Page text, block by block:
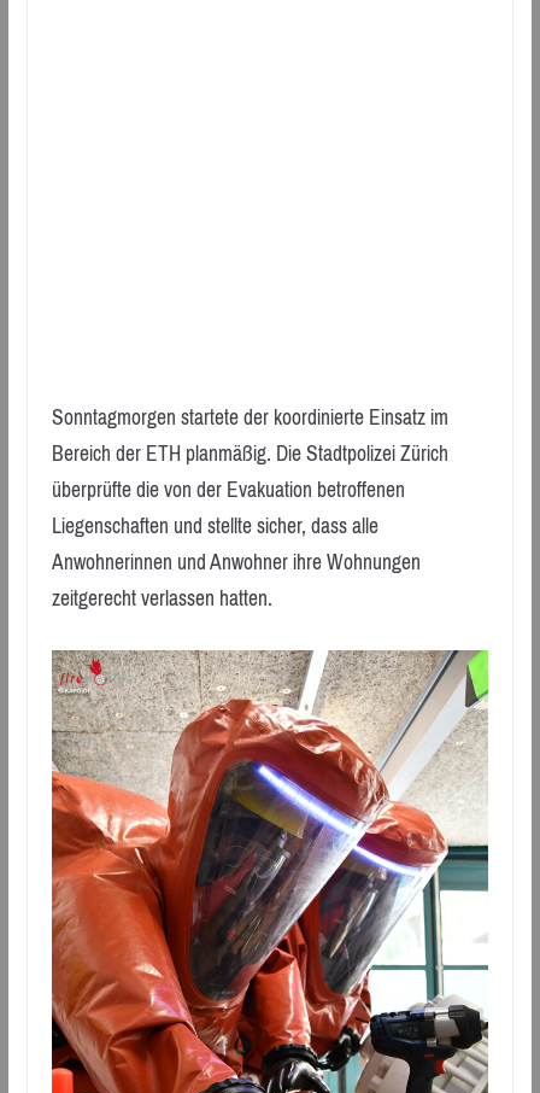
Sonntagmorgen startete der koordinierte Einsatz im
Bereich der ETH planmäßig. Die Stadtpolizei Zürich
überprüfte die von der Evakuation betroffenen
Liegenschaften und stellte sicher, dass alle
Anwohnerinnen und Anwohner ihre Wohnungen
zeitgerecht verlassen hatten.